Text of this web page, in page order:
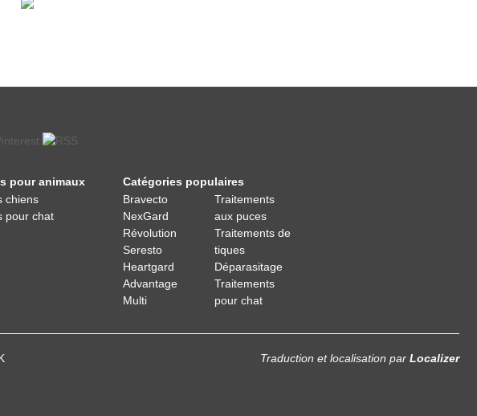
pour animaux
chiens
pour chat
Catégories populaires
Bravecto
NexGard
Révolution
Seresto
Heartgard
Advantage
Multi
Traitements
aux puces
Traitements de
tiques
Déparasitage
Traitements
pour chat
Traduction et localisation par Localizer